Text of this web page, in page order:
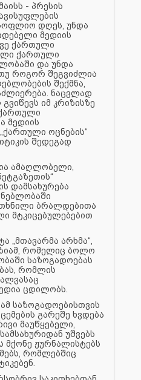
- პრესის
დღეს, უნდა
მედიის
ქართული
ქართული
და უნდა
როგორ შეგვიძლია
შექმნა,
ნაცვლად
იმ კრიზისზე
მედიის
ოცნების“
შედეგად
ამაღლობელი,
დამსახურება
ბრალდებითა
მტკიცებულებებით
„მთავარმა არხმა“,
რომელიც ბოლო
საზოგადოებას
რომლის
ცდილობს.
საზოგადოებისთვის
გარეშე ხვდება
მაუწყებელი,
უშვებს
მქონე ჟურნალისტებს
რომლებშიც